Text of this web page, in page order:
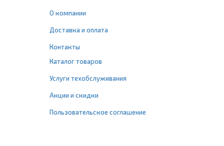
О компании
Доставка и оплата
Контакты
Каталог товаров
Услуги техобслуживания
Акции и скидки
Пользовательское соглашение